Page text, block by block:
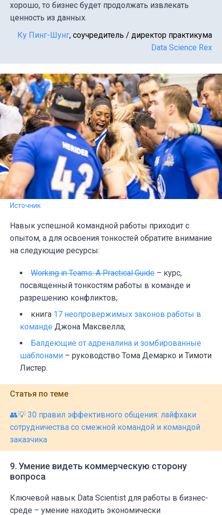
хорошо, то бизнес будет продолжать извлекать
ценность из данных.
Ку Пинг-Шунг, cоучредитель / директор практикума
Data Science Rex
Источник
Навык успешной командной работы приходит с
опытом, а для освоения тонкостей обратите внимание
на следующие ресурсы:
Working in Teams: A Practical Guide – курс,
посвященный тонкостям работы в команде и
разрешению конфликтов;
книга 17 неопровержимых законов работы в
команде Джона Максвелла;
Балдеющие от адреналина и зомбированные
шаблонами – руководство Тома Демарко и Тимоти
Листер.
Статья по теме
👥💡 30 правил эффективного общения: лайфхаки
сотрудничества со смежной командой и командой
заказчика
9. Умение видеть коммерческую сторону
вопроса
Ключевой навык Data Scientist для работы в бизнес-
среде – умение находить экономически